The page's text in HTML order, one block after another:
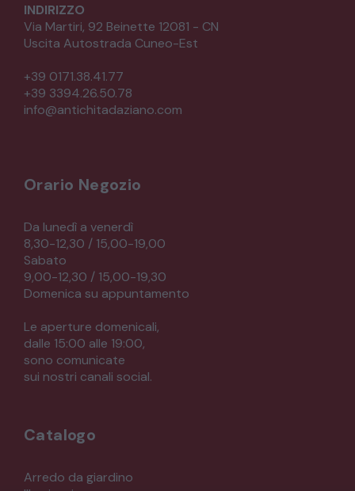
INDIRIZZO
Via Martiri, 92 Beinette 12081 - CN
Uscita Autostrada Cuneo-Est
+39 0171.38.41.77
+39 3394.26.50.78
info@antichitadaziano.com
Orario Negozio
Da lunedì a venerdì
8,30-12,30 / 15,00-19,00
Sabato
9,00-12,30 / 15,00-19,30
Domenica su appuntamento
Le aperture domenicali,
dalle 15:00 alle 19:00,
sono comunicate
sui nostri canali social.
Catalogo
Arredo da giardino